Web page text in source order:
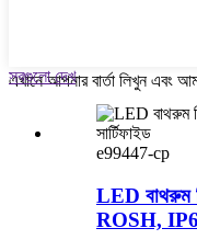
এখানে আপনার বার্তা লিখুন এবং
সবগুলো দেখ
e99447-cp
LED
ROSH,